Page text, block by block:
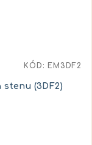
(3DF2)
KÓD: EM3DF2